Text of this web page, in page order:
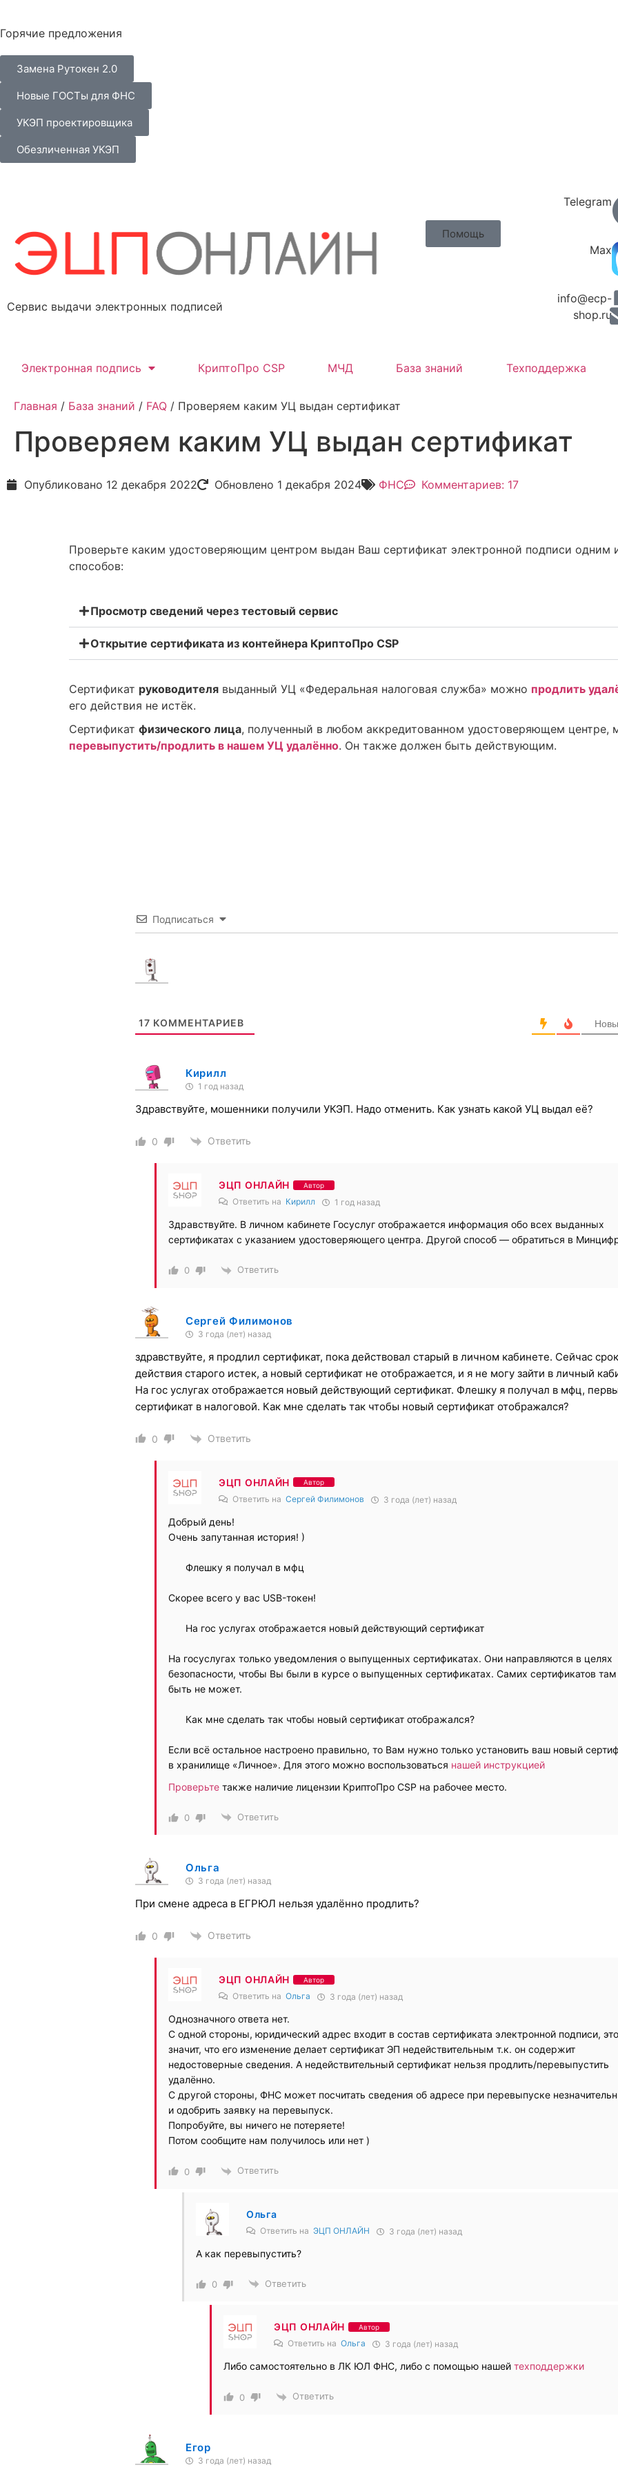
Горячие предложения
Замена Рутокен 2.0
Новые ГОСТы для ФНС
УКЭП проектировщика
Обезличенная УКЭП
Сервис выдачи электронных подписей
Помощь
Telegram
Max
info@ecp-
shop.ru
Электронная подпись КриптоПро CSP МЧД База знаний Техподдержка
Главная / База знаний / FAQ / Проверяем каким УЦ выдан сертификат
Проверяем каким УЦ выдан сертификат
Опубликовано 12 декабря 2022 Обновлено 1 декабря 2024 ФНС Комментариев: 17
Проверьте каким удостоверяющим центром выдан Ваш сертификат электронной подписи одним
способов:
Просмотр сведений через тестовый сервис
Открытие сертификата из контейнера КриптоПро CSP
Сертификат руководителя выданный УЦ «Федеральная налоговая служба» можно продлить
его действия не истёк.
Сертификат физического лица, полученный в любом аккредитованном удостоверяющем центре,
перевыпустить/продлить в нашем УЦ удалённо. Он также должен быть действующим.
Установите программу которая заранее напомнит об окончании сроков!
Подписаться
17 КОММЕНТАРИЕВ
Кирилл
1 год назад
Здравствуйте, мошенники получили УКЭП. Надо отменить. Как узнать какой УЦ выдал её?
0 Ответить
ЭЦП ОНЛАЙН Автор
Ответить на Кирилл 1 год назад
Здравствуйте. В личном кабинете Госуслуг отображается информация обо всех выданных
сертификатах с указанием удостоверяющего центра. Другой способ — обратиться в
0 Ответить
Сергей Филимонов
3 года (лет) назад
здравствуйте, я продлил сертификат, пока действовал старый в личном кабинете. Сейчас срок
действия старого истек, а новый сертификат не отображается, и я не могу зайти в личный
На гос услугах отображается новый действующий сертификат. Флешку я получал в мфц,
сертификат в налоговой. Как мне сделать так чтобы новый сертификат отображался?
0 Ответить
ЭЦП ОНЛАЙН Автор
Ответить на Сергей Филимонов 3 года (лет) назад
Добрый день!
Очень запутанная история! )
Флешку я получал в мфц
Скорее всего у вас USB-токен!
На гос услугах отображается новый действующий сертификат
На госуслугах только уведомления о выпущенных сертификатах. Они направляются в целях
безопасности, чтобы Вы были в курсе о выпущенных сертификатах. Самих сертификатов там
быть не может.
Как мне сделать так чтобы новый сертификат отображался?
Если всё остальное настроено правильно, то Вам нужно только установить ваш новый
в хранилище «Личное». Для этого можно воспользоваться нашей инструкцией
Проверьте также наличие лицензии КриптоПро CSP на рабочее место.
0 Ответить
Ольга
3 года (лет) назад
При смене адреса в ЕГРЮЛ нельзя удалённо продлить?
0 Ответить
ЭЦП ОНЛАЙН Автор
Ответить на Ольга 3 года (лет) назад
Однозначного ответа нет.
С одной стороны, юридический адрес входит в состав сертификата электронной подписи, это
значит, что его изменение делает сертификат ЭП недействительным т.к. он содержит
недостоверные сведения. А недействительный сертификат нельзя продлить/перевыпустить
удалённо.
С другой стороны, ФНС может посчитать сведения об адресе при перевыпуске
и одобрить заявку на перевыпуск.
Попробуйте, вы ничего не потеряете!
Потом сообщите нам получилось или нет )
0 Ответить
Ольга
Ответить на ЭЦП ОНЛАЙН 3 года (лет) назад
А как перевыпустить?
0 Ответить
ЭЦП ОНЛАЙН Автор
Ответить на Ольга 3 года (лет) назад
Либо самостоятельно в ЛК ЮЛ ФНС, либо с помощью нашей техподдержки
0 Ответить
Егор
3 года (лет) назад